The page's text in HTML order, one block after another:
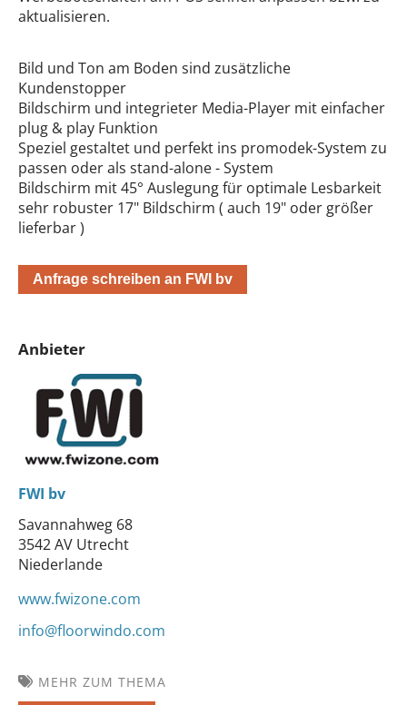
aktualisieren.
Bild und Ton am Boden sind zusätzliche
Kundenstopper
Bildschirm und integrieter Media-Player mit einfacher
plug & play Funktion
Speziel gestaltet und perfekt ins promodek-System zu
passen oder als stand-alone - System
Bildschirm mit 45° Auslegung für optimale Lesbarkeit
sehr robuster 17" Bildschirm ( auch 19" oder größer
lieferbar )
Anfrage schreiben an FWI bv
Anbieter
FWI bv
Savannahweg 68
3542 AV Utrecht
Niederlande
www.fwizone.com
info@floorwindo.com
MEHR ZUM THEMA